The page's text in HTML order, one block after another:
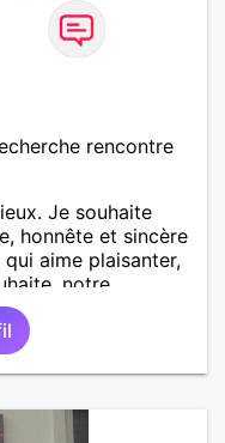
rencontre
Je souhaite
honnête et sincère
aime plaisanter,
notre
chantiers de
se détendre
C'est difficile
revanche, vous